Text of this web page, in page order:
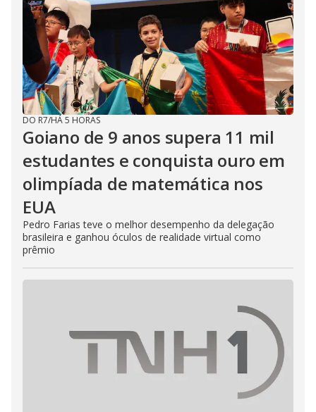
DO R7/HÁ 5 HORAS
Goiano de 9 anos supera 11 mil
estudantes e conquista ouro em
olimpíada de matemática nos
EUA
Pedro Farias teve o melhor desempenho da delegação
brasileira e ganhou óculos de realidade virtual como
prêmio